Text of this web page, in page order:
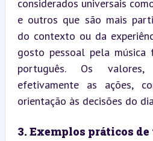
considerados universais
e outros que são mais
do contexto ou da
gosto pessoal pela
português. Os valores,
efetivamente as ações,
orientação às decisões do
3. Exemplos práticos